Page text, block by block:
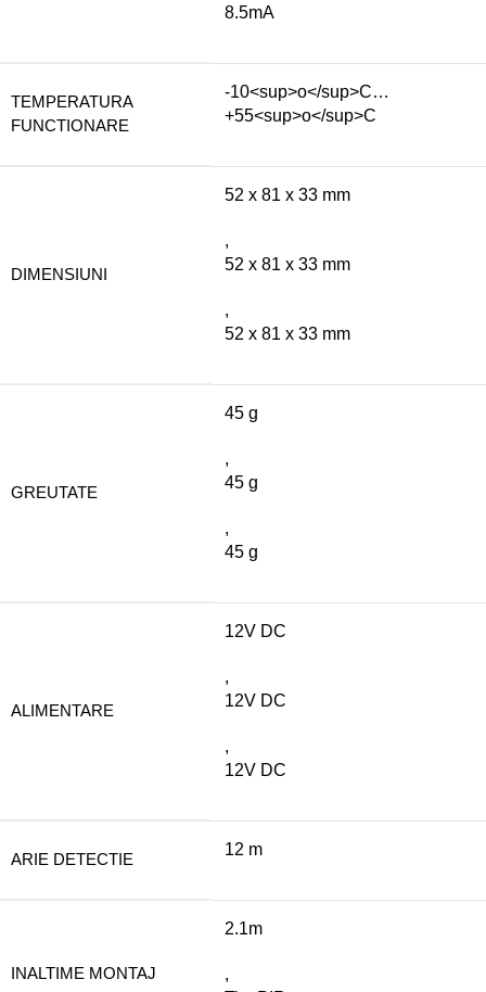
8.5mA
TEMPERATURA
FUNCTIONARE
-10<sup>o</sup>C…
+55<sup>o</sup>C
DIMENSIUNI
52 x 81 x 33 mm
,
52 x 81 x 33 mm
,
52 x 81 x 33 mm
GREUTATE
45 g
,
45 g
,
45 g
ALIMENTARE
12V DC
,
12V DC
,
12V DC
ARIE DETECTIE
12 m
INALTIME MONTAJ
2.1m
,